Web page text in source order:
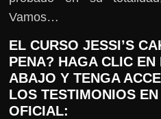
Vamos…
EL CURSO JESSI’S
PENA? HAGA CLIC EN
ABAJO Y TENGA
LOS TESTIMONIOS
OFICIAL: